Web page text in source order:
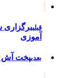
قبلیبرگزاری
آموزی
بعدیپخت آش